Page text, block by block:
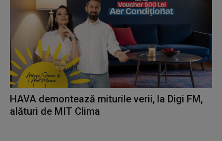
HAVA demontează miturile verii, la Digi FM,
alături de MIT Clima